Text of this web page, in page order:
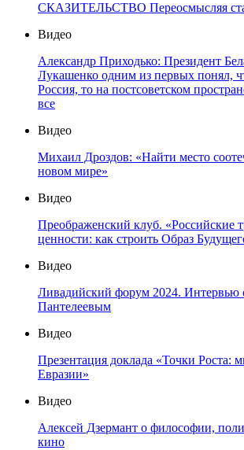
СКАЗИТЕЛЬСТВО Переосмысляя
Видео
Александр Приходько: Президент
Лукашенко одним из первых понял,
Россия, то на постсоветском
все
Видео
Михаил Дроздов: «Найти место
новом мире»
Видео
Преображенский клуб. «Российские
ценности: как строить Образ
Видео
Ливадийский форум 2024. Интервью
Пантелеевым
Видео
Презентация доклада «Точки Роста:
Евразии»
Видео
Алексей Дзермант о философии,
кино